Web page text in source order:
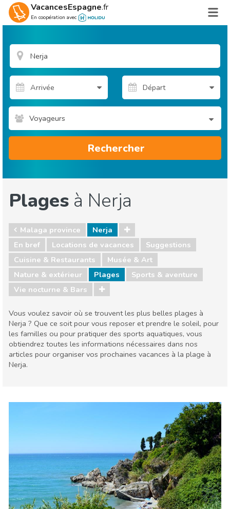
VacancesEspagne.fr
En coopération avec
Voyageurs
Rechercher
Plages à Nerja
Malaga province
Nerja
En bref
Locations de vacances
Suggestions
Cuisine & Restaurants
Musée & Art
Nature & extérieur
Plages
Sports & aventure
Vie nocturne & Bars
Vous voulez savoir où se trouvent les plus belles plages à
Nerja ? Que ce soit pour vous reposer et prendre le soleil, pour
les familles ou pour pratiquer des sports aquatiques, vous
obtiendrez toutes les informations nécessaires dans nos
articles pour organiser vos prochaines vacances à la plage à
Nerja.
Sports & aventure